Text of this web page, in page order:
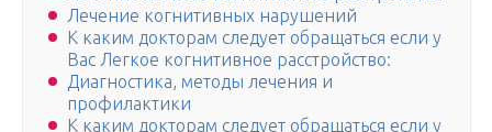
Лечение когнитивных нарушений
К каким докторам следует обращаться если у
Вас Легкое когнитивное расстройство:
Диагностика, методы лечения и
профилактики
К каким докторам следует обращаться если у